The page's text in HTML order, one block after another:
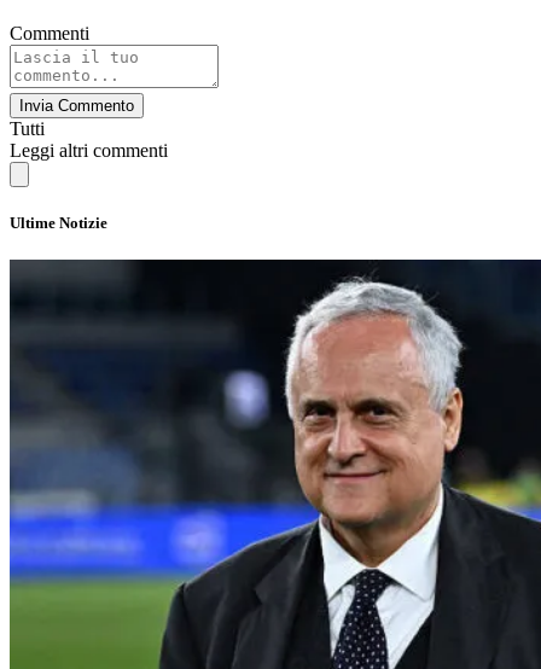
Commenti
Invia Commento
Tutti
Leggi altri commenti
Ultime Notizie